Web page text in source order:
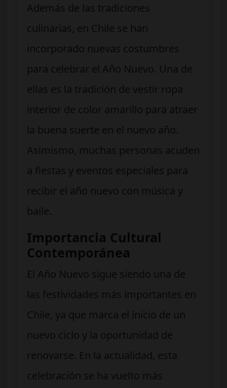
Además de las tradiciones
culinarias, en Chile se han
incorporado nuevas costumbres
para celebrar el Año Nuevo. Una de
ellas es la tradición de vestir ropa
interior de color amarillo para atraer
la buena suerte en el nuevo año.
Asimismo, muchas personas acuden
a fiestas y eventos especiales para
recibir el año nuevo con música y
baile.
Importancia Cultural
Contemporánea
El Año Nuevo sigue siendo una de
las festividades más importantes en
Chile, ya que marca el inicio de un
nuevo ciclo y la oportunidad de
renovarse. En la actualidad, esta
celebración se ha vuelto más